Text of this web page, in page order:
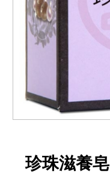
珍珠滋養皂